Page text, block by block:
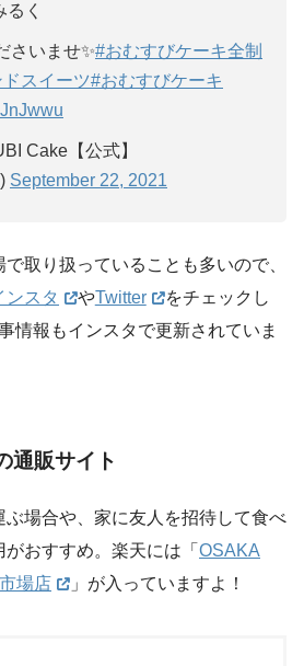
く
さいませ✨#おむすびケーキ全制
スイーツ#おむすびケーキ
Cake【公式】
September 22, 2021
取り扱っていることも多いので、
ンスタ やTwitter
をチェックし
情報もインスタで更新されていま
通販サイト
場合や、家に友人を招待して食べ
おすすめ。楽天には「 OSAKA
場店
」が入っていますよ！